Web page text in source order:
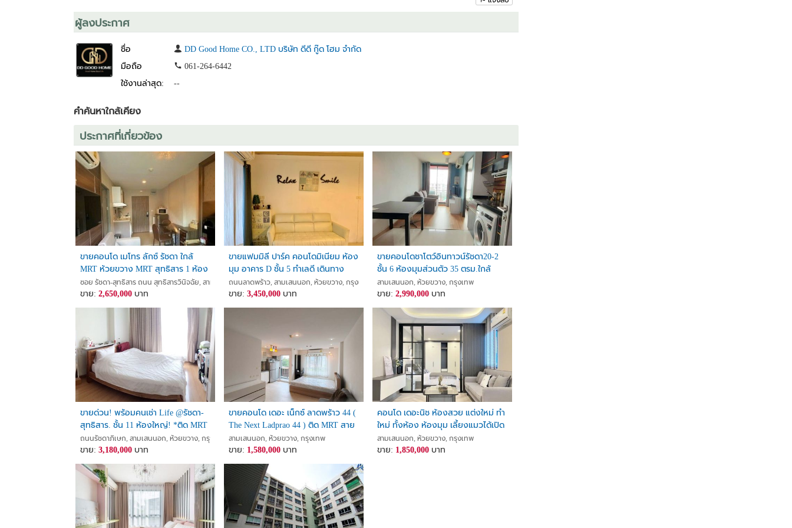
-ตู้โชว์กระจก
-ตู้เสื้อผ้า
-โต๊ะทำงาน+ชั้นวางของบนโต๊ะทำงาน
-โต๊ะรับแขก
-ฟิตเนท
-สระว่ายน้ำ
-ลิฟท์
-รปภ. 24 ชม.
สถานที่ใกล้เคียง
-MRT ลาดพร้าว
-เซ็นทรัลลาดพร้าว
-ยูเนี่ยนมอลล์
-บิ๊กซี
-เมเจอร์รัชโยธิน
-ราชภัฎจันทรเกษม
-รพ.เปาโลเมโมเรียล
-รถโดยสารประจำทาง
-MTR รถไฟฟ้าสายสีเหลือง สถานีภาวนา
-วินมอเตอร์ไซค์
เชื่อมต่อถนน
-ถนนลาดพร้าว
สถานที่ตั้งทรัพย์ แขวง สามเสนนอก เขต ห้วยขวาง จ.กรุงเทพมหานคร 10320
ราคา 2 ล้านบาท
สอบถามข้อมูลได้ทันที่ที่เบอร์ 061-264-6442 (พร้อมแจ้งรหัสทรัพย์ LU-18865)
*********************************
CALL: 022970680
E-Mail:
ddgoodhome168@gmail.com
LINE:https://lin.ee/qkg4Mbmn
ผู้ลงประกาศ
ชื่อ
DD Good Home CO., LTD บริษัท ดีดี กู๊ด โฮม จำกัด
มือถือ
061-264-6442
ใช้งานล่าสุด:
--
คำค้นหาใกล้เคียง
ประกาศที่เกี่ยวข้อง
ขายคอนโด เมโทร ลักซ์ รัชดา ใกล้
MRT ห้วยขวาง MRT สุทธิสาร 1 ห้อง
นอน 28.46 ตร.ม. ห้องสวย พร้อมอยู่
เหมาะอยู่เองหรือลงทุน
ซอย รัชดา-สุทธิสาร ถนน สุทธิสารวินิจฉัย, สามเสนนอก, ห้วยขวาง, กรุงเทพ
ขาย: 2,650,000บาท
ขายแฟมมิลี ปาร์ค คอนโดมิเนียม ห้อง
มุม อาคาร D ชั้น 5 ทำเลดี เดินทาง
สะดวก
ถนนลาดพร้าว, สามเสนนอก, ห้วยขวาง, กรุงเทพ
ขาย:3,450,000 บาท
ขายคอนโดชาโตว์อินทาวน์รัชดา20-2
ชั้น 6 ห้องมุมส่วนตัว 35 ตรม.ใกล้
รถไฟฟ้าใต้ดินสุทธิสาร แยกสุทธิสาร
ถนนรัชดาภิเษก แต่งสวยพร้อมอยู่
ขายถูก
สามเสนนอก, ห้วยขวาง, กรุงเทพ
ขาย:2,990,000 บาท
ขายด่วน! พร้อมคนเช่า Life @รัชดา-
สุทธิสาร. ชั้น 11 ห้องใหญ่! *ติด MRT
สุทธิสาร
ถนนรัชดาภิเษก, สามเสนนอก, ห้วยขวาง, กรุงเทพ
ขาย: 3,180,000บาท
ขายคอนโด เดอะ เน็กซ์ ลาดพร้าว 44 (
The Next Ladprao 44 ) ติด MRT สาย
สีเหลือง สถานีภาวนา ใกล้สี่แยกรัชดา-
ลาดพร้าว
สามเสนนอก, ห้วยขวาง, กรุงเทพ
ขาย: 1,580,000 บาท
คอนโด เดอะนิช ห้องสวย แต่งใหม่ ทำ
ใหม่ ทั้งห้อง ห้องมุม เลี้ยงแมวได้เปิด
เผย
สามเสนนอก, ห้วยขวาง, กรุงเทพ
ขาย: 1,850,000 บาท